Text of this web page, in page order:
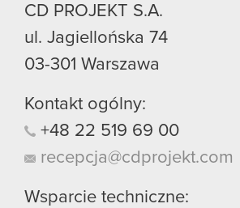
CD PROJEKT S.A.
ul. Jagiellońska 74
03-301 Warszawa
Kontakt ogólny:
+48 22 519 69 00
recepcja@cdprojekt.com
Wsparcie techniczne: